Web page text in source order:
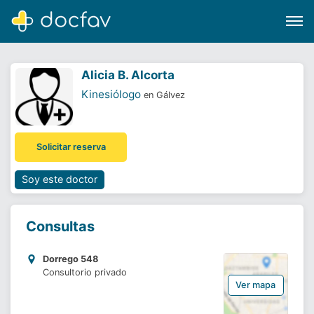
Software para clínicas
¿Eres un doctor?
Alicia B. Alcorta
Kinesiólogo en Gálvez
Solicitar reserva
Soy este doctor
Consultas
Dorrego 548
Consultorio privado
Ver mapa